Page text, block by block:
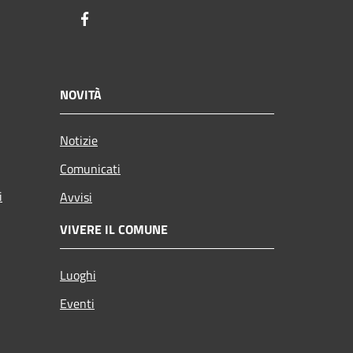
NOVITÀ
Notizie
Comunicati
Avvisi
VIVERE IL COMUNE
Luoghi
Eventi